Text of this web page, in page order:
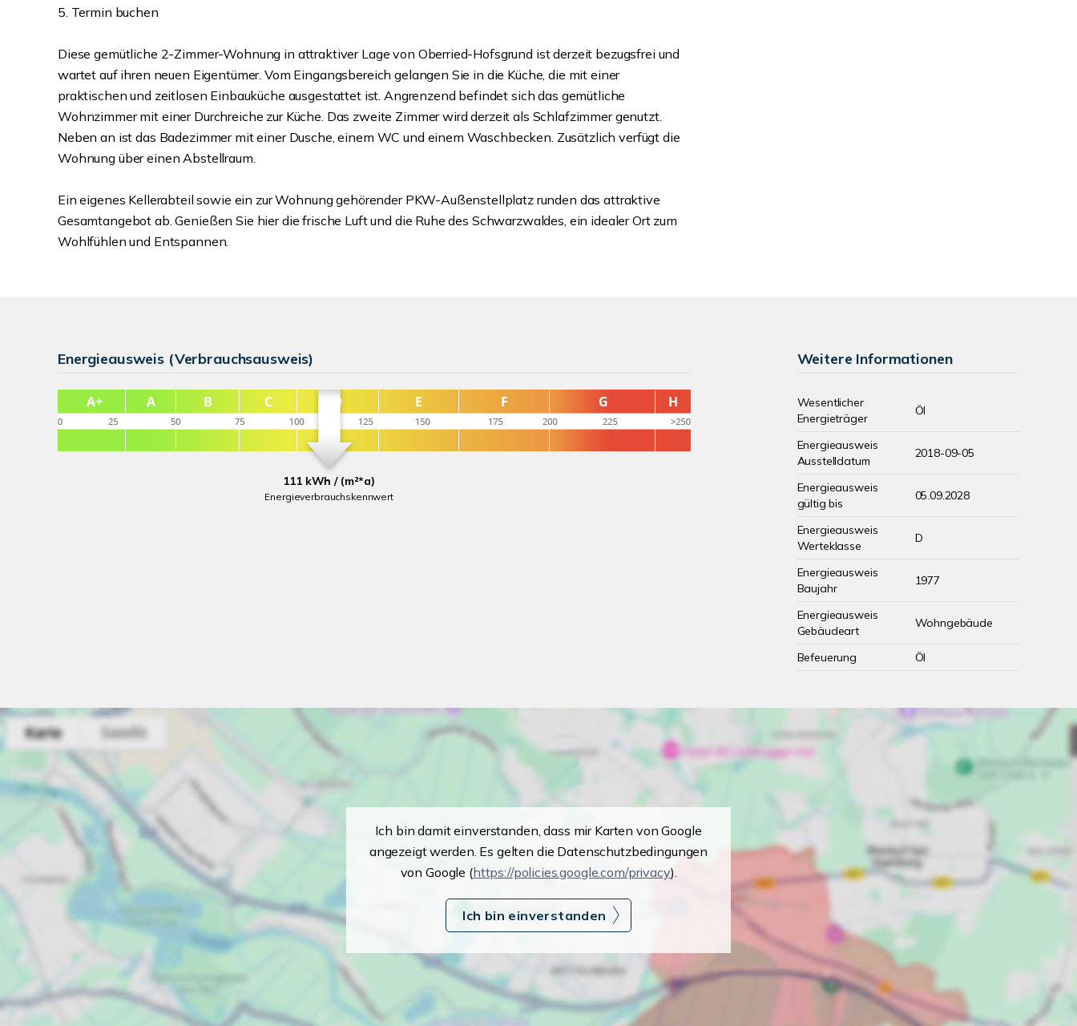
5. Termin buchen
Diese gemütliche 2-Zimmer-Wohnung in attraktiver Lage von Oberried-Hofsgrund ist derzeit bezugsfrei und
wartet auf ihren neuen Eigentümer. Vom Eingangsbereich gelangen Sie in die Küche, die mit einer
praktischen und zeitlosen Einbauküche ausgestattet ist. Angrenzend befindet sich das gemütliche
Wohnzimmer mit einer Durchreiche zur Küche. Das zweite Zimmer wird derzeit als Schlafzimmer genutzt.
Neben an ist das Badezimmer mit einer Dusche, einem WC und einem Waschbecken. Zusätzlich verfügt die
Wohnung über einen Abstellraum.
Ein eigenes Kellerabteil sowie ein zur Wohnung gehörender PKW-Außenstellplatz runden das attraktive
Gesamtangebot ab. Genießen Sie hier die frische Luft und die Ruhe des Schwarzwaldes, ein idealer Ort zum
Wohlfühlen und Entspannen.
Energieausweis (Verbrauchsausweis)
111 kWh / (m²*a)
Energieverbrauchskennwert
Weitere Informationen
Wesentlicher
Energieträger
Öl
Energieausweis
Ausstelldatum
2018-09-05
Energieausweis
gültig bis
05.09.2028
Energieausweis
Werteklasse
D
Energieausweis
Baujahr
1977
Energieausweis
Gebäudeart
Wohngebäude
Befeuerung Öl
Ich bin damit einverstanden, dass mir Karten von Google
angezeigt werden. Es gelten die Datenschutzbedingungen
von Google (https://policies.google.com/privacy).
Ich bin einverstanden